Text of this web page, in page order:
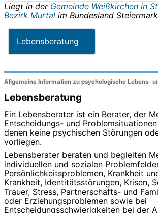
Liegt in der Gemeinde Weißkirchen in
Bezirk Murtal im Bundesland Steiermark
Lebensberatung
Allgemeine Information zu psychologische Lebens-
Lebensberatung
Ein Lebensberater ist ein Berater, der
Entscheidungs- und
denen keine psychischen Störungen
vorliegen.
Lebensberater beraten und begleiten
individuellen und sozialen
Persönlichkeitsproblemen, Krankheit
Krankheit, Identitätsstörungen, Krisen,
Trauer, Stress, Partnerschafts- und
oder Erziehungsproblemen sowie bei
Entscheidungsschwierigkeiten bei der